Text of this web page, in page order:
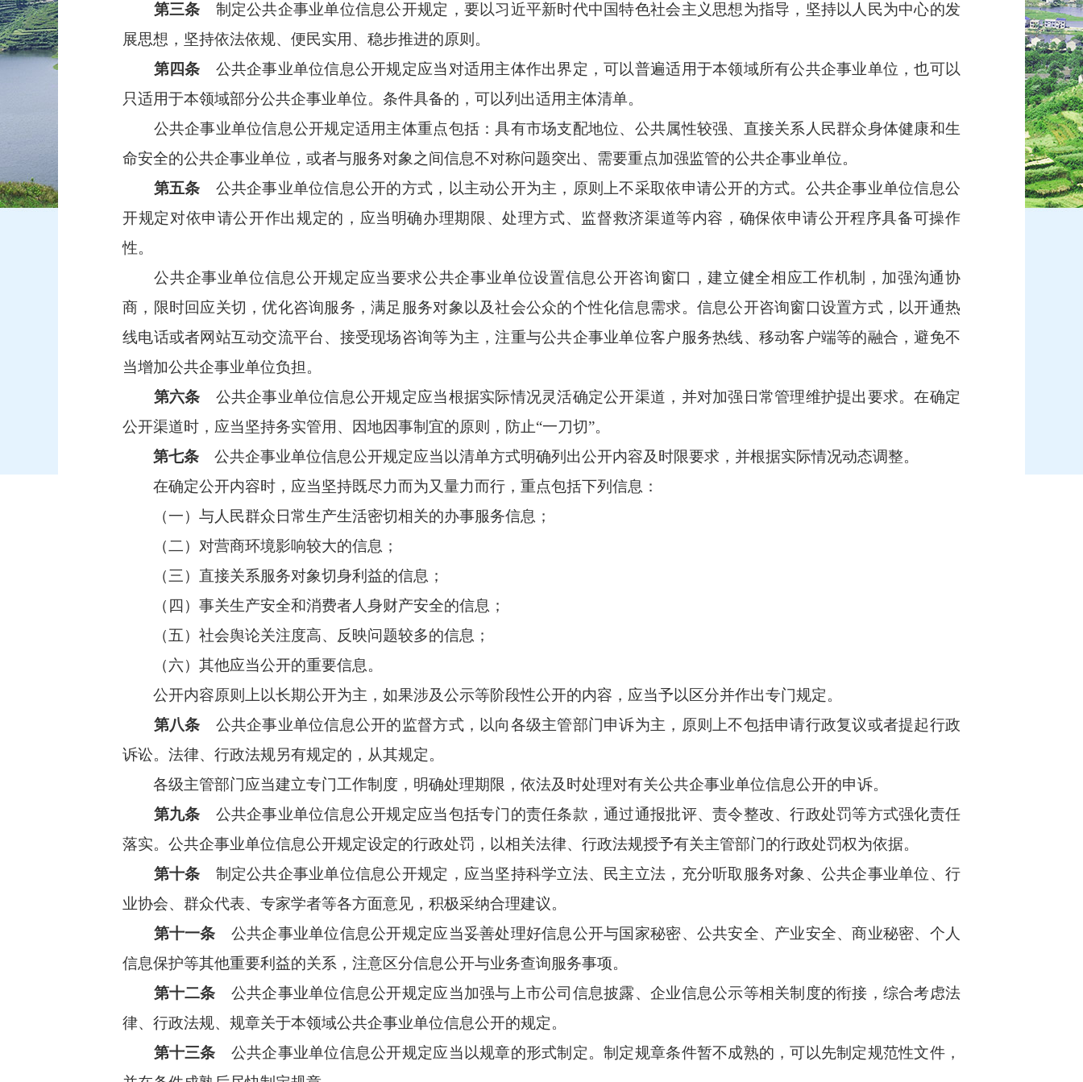
第三条 制定公共企事业单位信息公开规定，要以习近平新时代中国特色社会主义思想为指导，坚持以人民为中心的发
展思想，坚持依法依规、便民实用、稳步推进的原则。
第四条 公共企事业单位信息公开规定应当对适用主体作出界定，可以普遍适用于本领域所有公共企事业单位，也可以
只适用于本领域部分公共企事业单位。条件具备的，可以列出适用主体清单。
公共企事业单位信息公开规定适用主体重点包括：具有市场支配地位、公共属性较强、直接关系人民群众身体健康和生
命安全的公共企事业单位，或者与服务对象之间信息不对称问题突出、需要重点加强监管的公共企事业单位。
第五条 公共企事业单位信息公开的方式，以主动公开为主，原则上不采取依申请公开的方式。公共企事业单位信息公
开规定对依申请公开作出规定的，应当明确办理期限、处理方式、监督救济渠道等内容，确保依申请公开程序具备可操作
性。
公共企事业单位信息公开规定应当要求公共企事业单位设置信息公开咨询窗口，建立健全相应工作机制，加强沟通协
商，限时回应关切，优化咨询服务，满足服务对象以及社会公众的个性化信息需求。信息公开咨询窗口设置方式，以开通热
线电话或者网站互动交流平台、接受现场咨询等为主，注重与公共企事业单位客户服务热线、移动客户端等的融合，避免不
当增加公共企事业单位负担。
第六条 公共企事业单位信息公开规定应当根据实际情况灵活确定公开渠道，并对加强日常管理维护提出要求。在确定
公开渠道时，应当坚持务实管用、因地因事制宜的原则，防止“一刀切”。
第七条 公共企事业单位信息公开规定应当以清单方式明确列出公开内容及时限要求，并根据实际情况动态调整。
在确定公开内容时，应当坚持既尽力而为又量力而行，重点包括下列信息：
（一）与人民群众日常生产生活密切相关的办事服务信息；
（二）对营商环境影响较大的信息；
（三）直接关系服务对象切身利益的信息；
（四）事关生产安全和消费者人身财产安全的信息；
（五）社会舆论关注度高、反映问题较多的信息；
（六）其他应当公开的重要信息。
公开内容原则上以长期公开为主，如果涉及公示等阶段性公开的内容，应当予以区分并作出专门规定。
第八条 公共企事业单位信息公开的监督方式，以向各级主管部门申诉为主，原则上不包括申请行政复议或者提起行政
诉讼。法律、行政法规另有规定的，从其规定。
各级主管部门应当建立专门工作制度，明确处理期限，依法及时处理对有关公共企事业单位信息公开的申诉。
第九条 公共企事业单位信息公开规定应当包括专门的责任条款，通过通报批评、责令整改、行政处罚等方式强化责任
落实。公共企事业单位信息公开规定设定的行政处罚，以相关法律、行政法规授予有关主管部门的行政处罚权为依据。
第十条 制定公共企事业单位信息公开规定，应当坚持科学立法、民主立法，充分听取服务对象、公共企事业单位、行
业协会、群众代表、专家学者等各方面意见，积极采纳合理建议。
第十一条 公共企事业单位信息公开规定应当妥善处理好信息公开与国家秘密、公共安全、产业安全、商业秘密、个人
信息保护等其他重要利益的关系，注意区分信息公开与业务查询服务事项。
第十二条 公共企事业单位信息公开规定应当加强与上市公司信息披露、企业信息公示等相关制度的衔接，综合考虑法
律、行政法规、规章关于本领域公共企事业单位信息公开的规定。
第十三条 公共企事业单位信息公开规定应当以规章的形式制定。制定规章条件暂不成熟的，可以先制定规范性文件，